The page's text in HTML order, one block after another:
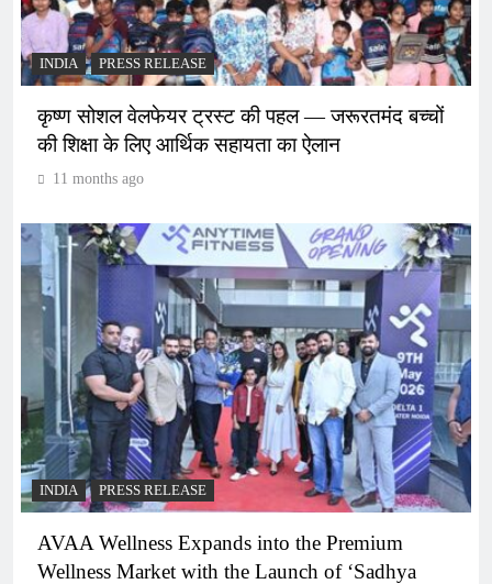
INDIA PRESS RELEASE
कृष्ण सोशल वेलफेयर ट्रस्ट की पहल — जरूरतमंद बच्चों
की शिक्षा के लिए आर्थिक सहायता का ऐलान
11 months ago
INDIA PRESS RELEASE
AVAA Wellness Expands into the Premium
Wellness Market with the Launch of ‘Sadhya